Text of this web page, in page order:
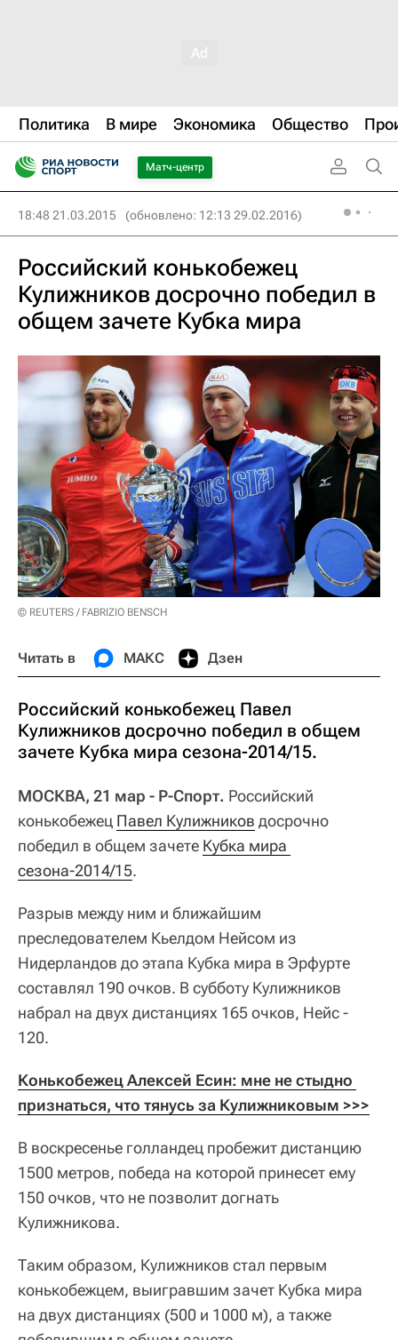
Политика В мире Экономика Общество
Матч-центр
18:48 21.03.2015 (обновлено: 12:13 29.02.2016)
Российский конькобежец
Кулижников досрочно победил в
общем зачете Кубка мира
© REUTERS / FABRIZIO BENSCH
Читать в МАКС Дзен
Российский конькобежец Павел
Кулижников досрочно победил в общем
зачете Кубка мира сезона-2014/15.
МОСКВА, 21 мар - Р-Спорт. Российский
конькобежец Павел Кулижников досрочно
победил в общем зачете Кубка мира
сезона-2014/15.
Разрыв между ним и ближайшим
преследователем Кьелдом Нейсом из
Нидерландов до этапа Кубка мира в Эрфурте
составлял 190 очков. В субботу Кулижников
набрал на двух дистанциях 165 очков, Нейс -
120.
Конькобежец Алексей Есин: мне не стыдно
признаться, что тянусь за Кулижниковым >>>
В воскресенье голландец пробежит дистанцию
1500 метров, победа на которой принесет ему
150 очков, что не позволит догнать
Кулижникова.
Таким образом, Кулижников стал первым
конькобежцем, выигравшим зачет Кубка мира
на двух дистанциях (500 и 1000 м), а также